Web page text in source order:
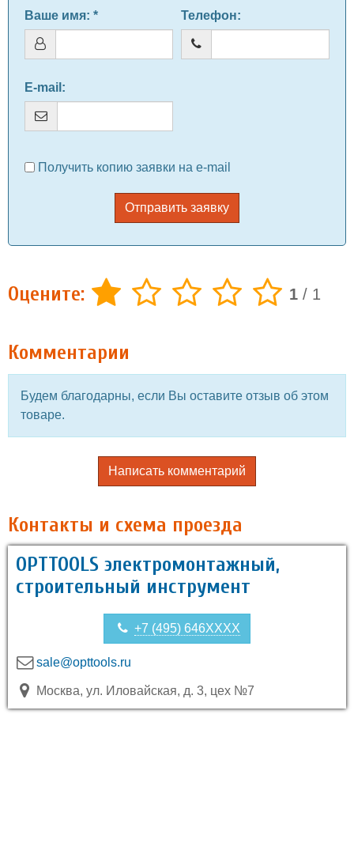
Ваше имя: * Телефон:
E-mail :
Получить копию заявки на e-mail
Отправить заявку
Оцените: 1 / 1
Комментарии
Будем благодарны, если Вы оставите отзыв об этом
товаре.
Написать комментарий
Контакты и схема проезда
OPTTOOLS электромонтажный,
строительный инструмент
+7 (495) 646XXXX
sale@opttools.ru
Москва, ул. Иловайская, д. 3, цех №7